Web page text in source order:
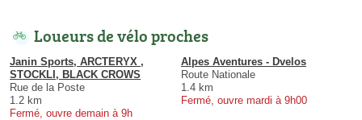
Loueurs de vélo proches
Janin Sports, ARCTERYX ,
STOCKLI, BLACK CROWS
Rue de la Poste
1.2 km
Fermé, ouvre demain à 9h
Alpes Aventures - Dvelos
Route Nationale
1.4 km
Fermé, ouvre mardi à 9h00